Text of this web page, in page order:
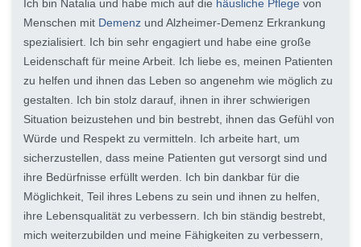
Ich bin Natalia und habe mich auf die häusliche Pflege von
Menschen mit Demenz und Alzheimer-Demenz Erkrankung
spezialisiert. Ich bin sehr engagiert und habe eine große
Leidenschaft für meine Arbeit. Ich liebe es, meinen Patienten
zu helfen und ihnen das Leben so angenehm wie möglich zu
gestalten. Ich bin stolz darauf, ihnen in ihrer schwierigen
Situation beizustehen und bin bestrebt, ihnen das Gefühl von
Würde und Respekt zu vermitteln. Ich arbeite hart, um
sicherzustellen, dass meine Patienten gut versorgt sind und
ihre Bedürfnisse erfüllt werden. Ich bin dankbar für die
Möglichkeit, Teil ihres Lebens zu sein und ihnen zu helfen,
ihre Lebensqualität zu verbessern. Ich bin ständig bestrebt,
mich weiterzubilden und meine Fähigkeiten zu verbessern,